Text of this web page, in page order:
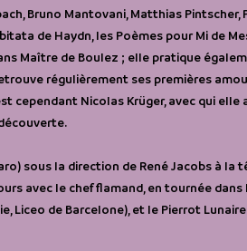
Bruno Mantovani, Matthias Pintscher,
de Haydn, les Poèmes pour Mi de
Maître de Boulez ; elle pratique
régulièrement ses premières
cependant Nicolas Krüger, avec qui elle
sous la direction de René Jacobs à la
avec le chef flamand, en tournée
Liceo de Barcelone), et le Pierrot